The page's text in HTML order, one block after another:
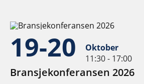
19-20
Oktober
11:30 - 17:00
Bransjekonferansen 2026